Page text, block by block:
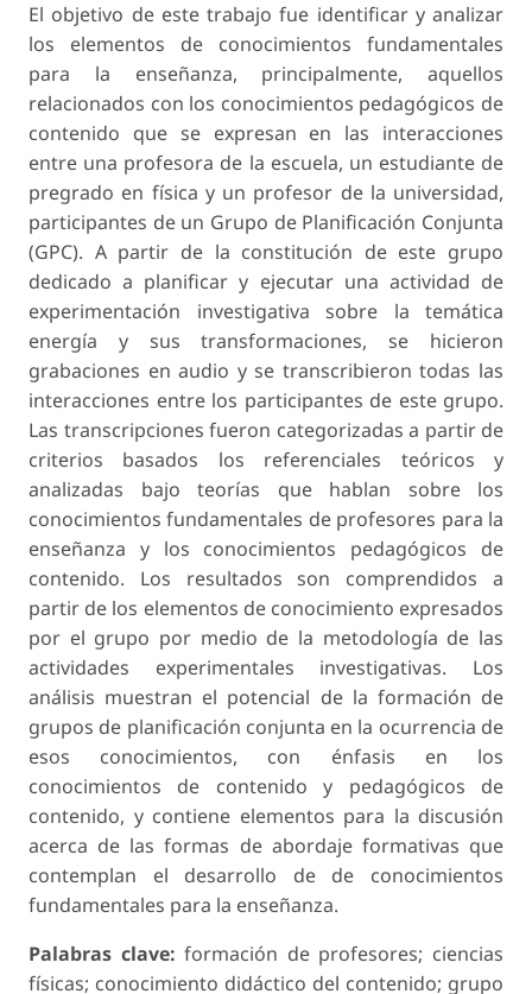
El objetivo de este trabajo fue identificar y analizar
los elementos de conocimientos fundamentales
para la enseñanza, principalmente, aquellos
relacionados con los conocimientos pedagógicos de
contenido que se expresan en las interacciones
entre una profesora de la escuela, un estudiante de
pregrado en física y un profesor de la universidad,
participantes de un Grupo de Planificación Conjunta
(GPC). A partir de la constitución de este grupo
dedicado a planificar y ejecutar una actividad de
experimentación investigativa sobre la temática
energía y sus transformaciones, se hicieron
grabaciones en audio y se transcribieron todas las
interacciones entre los participantes de este grupo.
Las transcripciones fueron categorizadas a partir de
criterios basados los referenciales teóricos y
analizadas bajo teorías que hablan sobre los
conocimientos fundamentales de profesores para la
enseñanza y los conocimientos pedagógicos de
contenido. Los resultados son comprendidos a
partir de los elementos de conocimiento expresados
por el grupo por medio de la metodología de las
actividades experimentales investigativas. Los
análisis muestran el potencial de la formación de
grupos de planificación conjunta en la ocurrencia de
esos conocimientos, con énfasis en los
conocimientos de contenido y pedagógicos de
contenido, y contiene elementos para la discusión
acerca de las formas de abordaje formativas que
contemplan el desarrollo de de conocimientos
fundamentales para la enseñanza.
Palabras clave: formación de profesores; ciencias
físicas; conocimiento didáctico del contenido; grupo